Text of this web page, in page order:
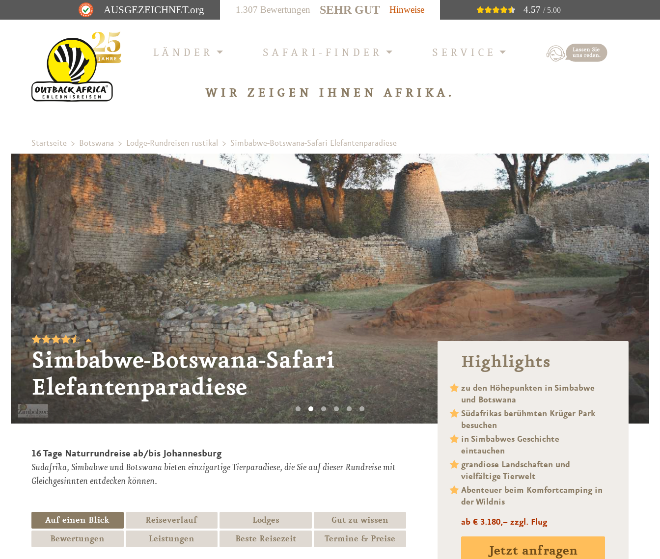
AUSGEZEICHNET.org 1.307 Bewertungen SEHR GUT Hinweise 4.57/ 5.00
LÄNDER SAFARI-FINDER SERVICE
WIR ZEIGEN IHNEN AFRIKA.
Startseite Botswana Lodge-Rundreisen rustikal Simbabwe-Botswana-Safari Elefantenparadiese
Simbabwe-Botswana-Safari
Elefantenparadiese
16 Tage Naturrundreise ab/bis Johannesburg
Südafrika, Simbabwe und Botswana bieten einzigartige Tierparadiese, die Sie auf dieser Rundreise mit
Gleichgesinnten entdecken können.
Auf einen Blick Reiseverlauf Lodges
Gut zu wissen
Bewertungen
Leistungen Beste Reisezeit Termine & Preise
Highlights
zu den Höhepunkten in Simbabwe
und Botswana
Südafrikas berühmten Krüger Park
besuchen
in Simbabwes Geschichte
eintauchen
grandiose Landschaften und
vielfältige Tierwelt
Abenteuer beim Komfortcamping in
der Wildnis
ab € 3.180,– zzgl. Flug
Jetzt anfragen